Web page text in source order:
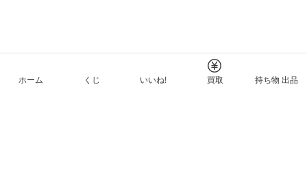
ホーム くじ いいね! 買取 持ち物 出品